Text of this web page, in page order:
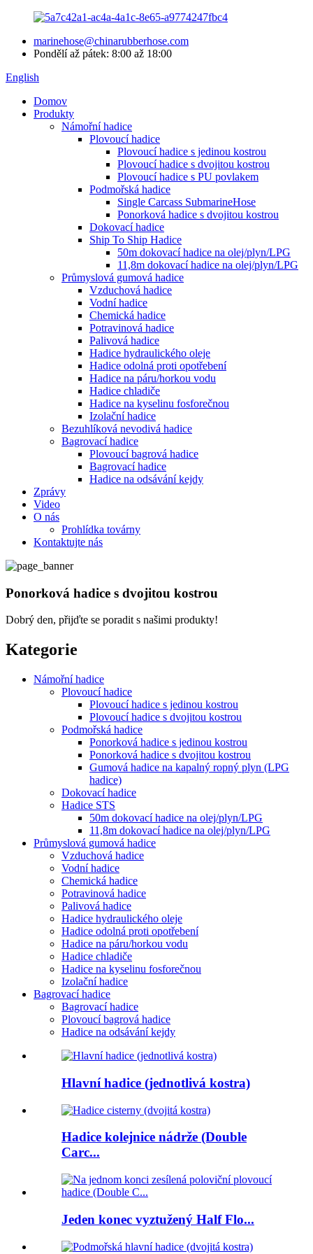
marinehose@chinarubberhose.com
Pondělí až pátek: 8:00 až 18:00
English
Domov
Produkty
Námořní hadice
Plovoucí hadice
Plovoucí hadice s jedinou kostrou
Plovoucí hadice s dvojitou kostrou
Plovoucí hadice s PU povlakem
Podmořská hadice
Single Carcass SubmarineHose
Ponorková hadice s dvojitou kostrou
Dokovací hadice
Ship To Ship Hadice
50m dokovací hadice na olej/plyn/LPG
11,8m dokovací hadice na olej/plyn/LPG
Průmyslová gumová hadice
Vzduchová hadice
Vodní hadice
Chemická hadice
Potravinová hadice
Palivová hadice
Hadice hydraulického oleje
Hadice odolná proti opotřebení
Hadice na páru/horkou vodu
Hadice chladiče
Hadice na kyselinu fosforečnou
Izolační hadice
Bezuhlíková nevodivá hadice
Bagrovací hadice
Plovoucí bagrová hadice
Bagrovací hadice
Hadice na odsávání kejdy
Zprávy
Video
O nás
Prohlídka továrny
Kontaktujte nás
Ponorková hadice s dvojitou kostrou
Dobrý den, přijďte se poradit s našimi produkty!
Kategorie
Námořní hadice
Plovoucí hadice
Plovoucí hadice s jedinou kostrou
Plovoucí hadice s dvojitou kostrou
Podmořská hadice
Ponorková hadice s jedinou kostrou
Ponorková hadice s dvojitou kostrou
Gumová hadice na kapalný ropný plyn (LPG
hadice)
Dokovací hadice
Hadice STS
50m dokovací hadice na olej/plyn/LPG
11,8m dokovací hadice na olej/plyn/LPG
Průmyslová gumová hadice
Vzduchová hadice
Vodní hadice
Chemická hadice
Potravinová hadice
Palivová hadice
Hadice hydraulického oleje
Hadice odolná proti opotřebení
Hadice na páru/horkou vodu
Hadice chladiče
Hadice na kyselinu fosforečnou
Izolační hadice
Bagrovací hadice
Bagrovací hadice
Plovoucí bagrová hadice
Hadice na odsávání kejdy
Hlavní hadice (jednotlivá kostra)
Hadice kolejnice nádrže (Double
Carc...
Jeden konec vyztužený Half Flo...